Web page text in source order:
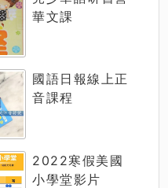
華文課
國語日報線上正
音課程
2022寒假美國
小學堂影片